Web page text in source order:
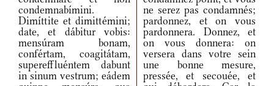
condemnabímini.
Dimíttite et dimittémini;
date, et dábitur vobis:
mensúram bonam,
confértam, coagitátam,
supereffluéntem dabunt
in sinum vestrum; eádem
ne serez pas condamnés;
pardonnez, et on vous
pardonnera. Donnez, et
on vous donnera: on
versera dans votre sein
une bonne mesure,
pressée, et secouée, et